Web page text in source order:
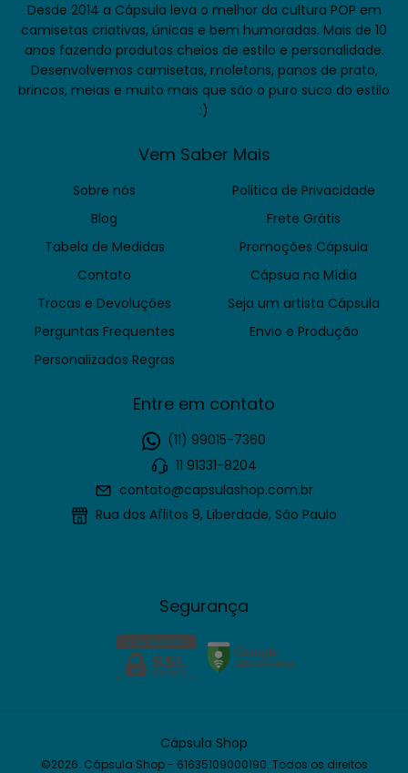
Desde 2014 a Cápsula leva o melhor da cultura POP em
camisetas criativas, únicas e bem humoradas. Mais de 10
anos fazendo produtos cheios de estilo e personalidade.
Desenvolvemos camisetas, moletons, panos de prato,
brincos, meias e muito mais que são o puro suco do estilo
:)
Vem Saber Mais
Sobre nós
Blog
Tabela de Medidas
Contato
Trocas e Devoluções
Perguntas Frequentes
Personalizados Regras
Politica de Privacidade
Frete Grátis
Promoções Cápsula
Cápsua na Mídia
Seja um artista Cápsula
Envio e Produção
Entre em contato
(11) 99015-7360
11 91331-8204
contato@capsulashop.com.br
Rua dos Aflitos 9, Liberdade, São Paulo
Segurança
Cápsula Shop
©2026. Cápsula Shop - 61635109000190. Todos os direitos